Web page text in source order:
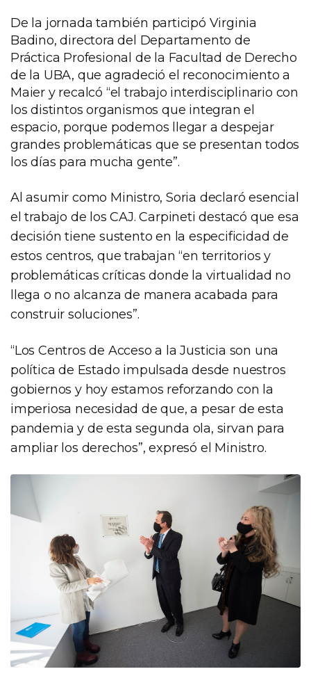
De la jornada también participó Virginia
Badino, directora del Departamento de
Práctica Profesional de la Facultad de Derecho
de la UBA, que agradeció el reconocimiento a
Maier y recalcó “el trabajo interdisciplinario con
los distintos organismos que integran el
espacio, porque podemos llegar a despejar
grandes problemáticas que se presentan todos
los días para mucha gente”.
Al asumir como Ministro, Soria declaró esencial
el trabajo de los CAJ. Carpineti destacó que esa
decisión tiene sustento en la especificidad de
estos centros, que trabajan “en territorios y
problemáticas críticas donde la virtualidad no
llega o no alcanza de manera acabada para
construir soluciones”.
“Los Centros de Acceso a la Justicia son una
política de Estado impulsada desde nuestros
gobiernos y hoy estamos reforzando con la
imperiosa necesidad de que, a pesar de esta
pandemia y de esta segunda ola, sirvan para
ampliar los derechos”, expresó el Ministro.